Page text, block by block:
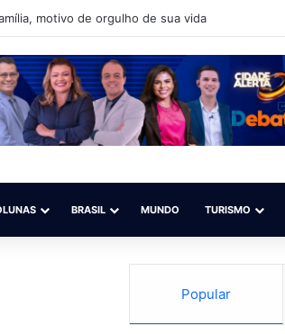
em Santana; Polícia buscaa os envolvidos
BRASIL MUNDO TURISMO
Popular